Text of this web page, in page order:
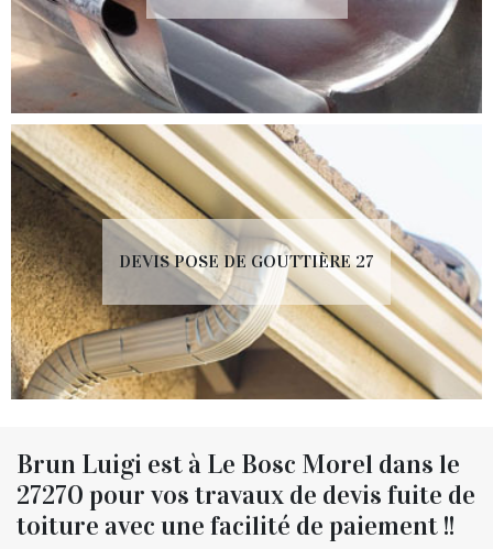
DEVIS POSE DE GOUTTIÈRE 27
Brun Luigi est à Le Bosc Morel dans le
27270 pour vos travaux de devis fuite de
toiture avec une facilité de paiement !!